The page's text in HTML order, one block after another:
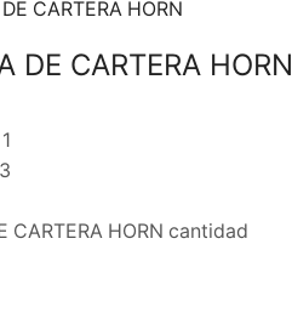
DE CARTERA HORN
CARTERA HORN cantidad